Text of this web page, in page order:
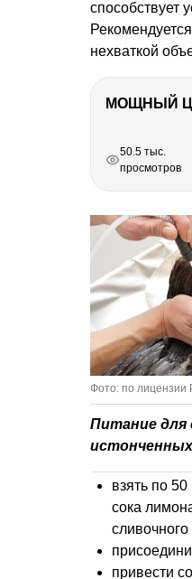
способствует
нехваткой
РЕКЛАМА
РЕКЛАМА
РЕКЛАМА
РЕКЛАМА
50.5 тыс.
просмотров
Фото: по лицензии
Питание для
взять по
сока
привести